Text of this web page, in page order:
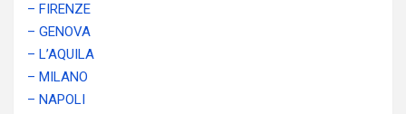
– FIRENZE
– GENOVA
– L’AQUILA
– MILANO
– NAPOLI